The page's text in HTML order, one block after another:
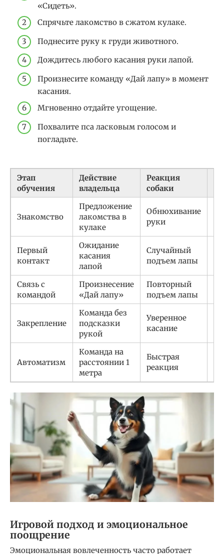
«Сидеть».
Спрячьте лакомство в сжатом кулаке.
Поднесите руку к груди животного.
Дождитесь любого касания руки лапой.
Произнесите команду «Дай лапу» в момент
касания.
Мгновенно отдайте угощение.
Похвалите пса ласковым голосом и
погладьте.
Этап
обучения
Действие
владельца
Реакция
собаки
Знакомство
Предложение
лакомства в
кулаке
Обнюхивание
руки
Первый
контакт
Ожидание
касания
лапой
Случайный
подъем лапы
Связь с
командой
Произнесение
«Дай лапу»
Повторный
подъем лапы
Закрепление
Команда без
подсказки
рукой
Уверенное
касание
Автоматизм
Команда на
расстоянии 1
метра
Быстрая
реакция
Игровой подход и эмоциональное
поощрение
Эмоциональная вовлеченность часто работает